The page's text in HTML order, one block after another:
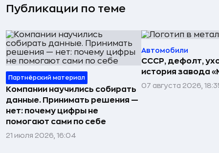
Публикации по теме
Партнёрский материал
Компании научились собирать
данные. Принимать решения —
нет: почему цифры не
помогают сами по себе
21 июля 2026, 16:04
Автомобили
СССР, дефолт,
история завода
07 августа 2026,